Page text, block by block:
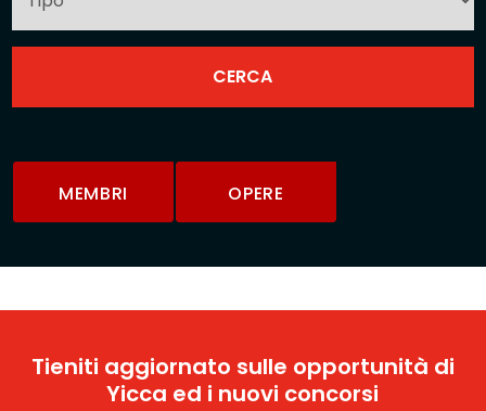
MEMBRI OPERE
Tieniti aggiornato sulle opportunità di
Yicca ed i nuovi concorsi